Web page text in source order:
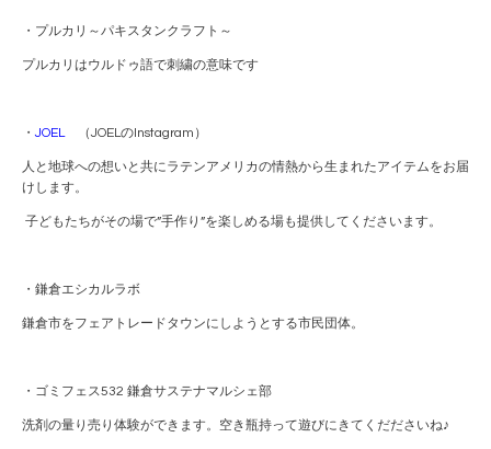
・プルカリ～パキスタンクラフト～
プルカリはウルドゥ語で刺繍の意味です
・ JOEL（JOELの Instagram ）
人と地球への想いと共にラテンアメリカの情熱から生まれたアイテムをお届
けします。
子どもたちがその場で”手作り”を楽しめる場も提供してくださいます。
・鎌倉エシカルラボ
鎌倉市をフェアトレードタウンにしようとする市民団体。
・ゴミフェス532 鎌倉サステナマルシェ部
洗剤の量り売り体験ができます。空き瓶持って遊びにきてくだださいね♪